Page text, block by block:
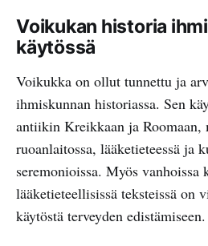
Voikukan historia
käytössä
Voikukka on ollut tunnettu ja
ihmiskunnan historiassa. Sen
antiikin Kreikkaan ja Roomaan,
ruoanlaitossa, lääketieteessä ja
seremonioissa. Myös vanhoissa
lääketieteellisissä teksteissä on
käytöstä terveyden edistämiseen.